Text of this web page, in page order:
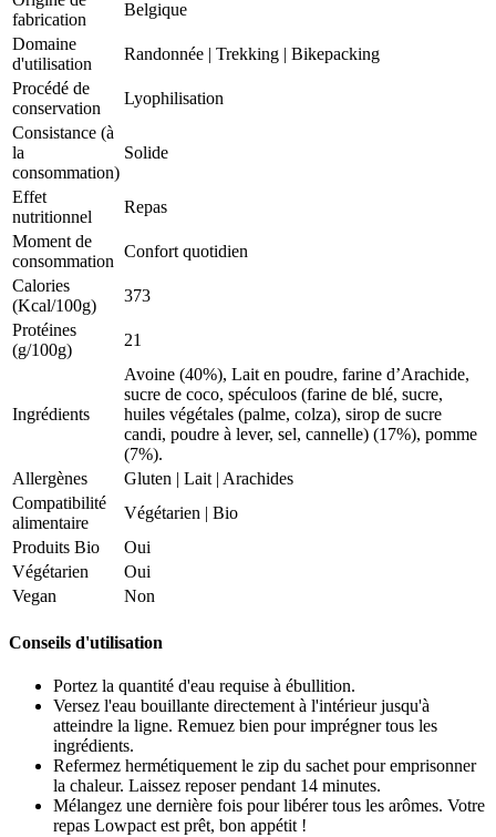
fabrication
Belgique
Domaine
d'utilisation
Randonnée | Trekking | Bikepacking
Procédé de
conservation
Lyophilisation
Consistance (à
la
consommation)
Solide
Effet
nutritionnel
Repas
Moment de
consommation
Confort quotidien
Calories
(Kcal/100g)
373
Protéines
(g/100g)
21
Ingrédients
Avoine (40%), Lait en poudre, farine d’Arachide,
sucre de coco, spéculoos (farine de blé, sucre,
huiles végétales (palme, colza), sirop de sucre
candi, poudre à lever, sel, cannelle) (17%), pomme
(7%).
Allergènes
Gluten | Lait | Arachides
Compatibilité
alimentaire
Végétarien | Bio
Produits Bio
Oui
Végétarien
Oui
Vegan
Non
Conseils d'utilisation
Portez la quantité d'eau requise à ébullition.
Versez l'eau bouillante directement à l'intérieur jusqu'à
atteindre la ligne. Remuez bien pour imprégner tous les
ingrédients.
Refermez hermétiquement le zip du sachet pour emprisonner
la chaleur. Laissez reposer pendant 14 minutes.
Mélangez une dernière fois pour libérer tous les arômes. Votre
repas Lowpact est prêt, bon appétit !